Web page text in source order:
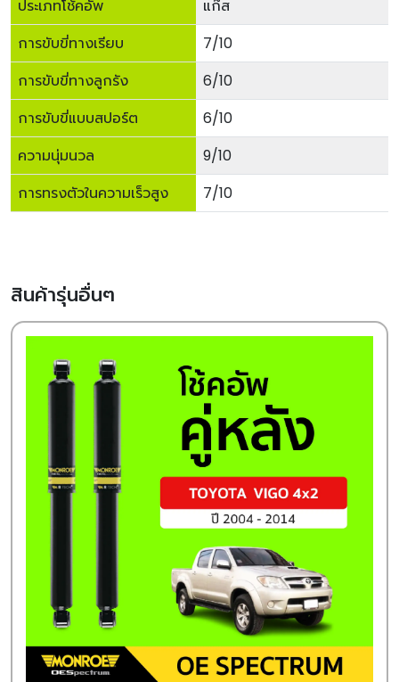
ประเภทโช้คอัพ
แก๊ส
การขับขี่ทางเรียบ
7/10
การขับขี่ทางลูกรัง
6/10
การขับขี่แบบสปอร์ต
6/10
ความนุ่มนวล
9/10
การทรงตัวในความเร็วสูง
7/10
สินค้ารุ่นอื่นๆ